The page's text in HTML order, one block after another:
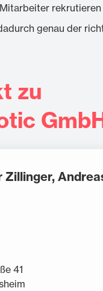
rekrutieren
genau der
zu
Zillinger,
41